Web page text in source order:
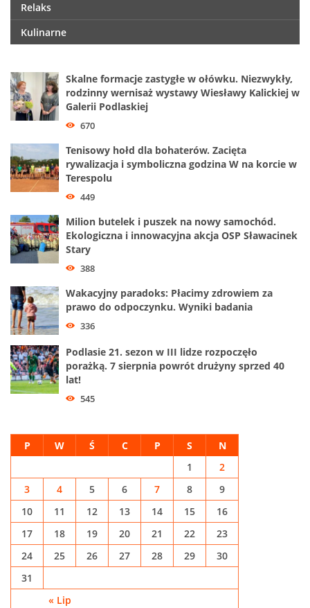
Relaks
Kulinarne
Skalne formacje zastygłe w ołówku. Niezwykły,
rodzinny wernisaż wystawy Wiesławy Kalickiej w
Galerii Podlaskiej
670
Tenisowy hołd dla bohaterów. Zacięta
rywalizacja i symboliczna godzina W na korcie w
Terespolu
449
Milion butelek i puszek na nowy samochód.
Ekologiczna i innowacyjna akcja OSP Sławacinek
Stary
388
Wakacyjny paradoks: Płacimy zdrowiem za
prawo do odpoczynku. Wyniki badania
336
Podlasie 21. sezon w III lidze rozpoczęło
porażką. 7 sierpnia powrót drużyny sprzed 40
lat!
545
P W Ś C P S N
« Lip
1
2
3
4 5 6 7 8
9
10
11 12 13 14 15
16
17
18 19 20 21 22
23
24
25 26 27 28 29
30
31